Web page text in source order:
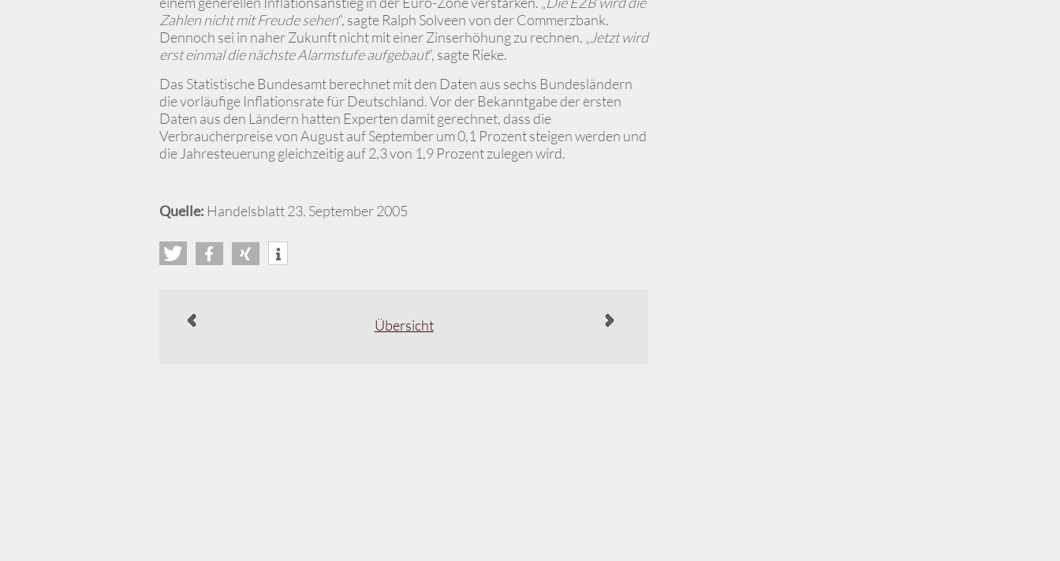
Zahlen nicht mit Freude sehen“, sagte Ralph Solveen von der Commerzbank.
Dennoch sei in naher Zukunft nicht mit einer Zinserhöhung zu rechnen. „ Jetzt wird
erst einmal die nächste Alarmstufe aufgebaut“, sagte Rieke.
Das Statistische Bundesamt berechnet mit den Daten aus sechs Bundesländern
die vorläufige Inflationsrate für Deutschland. Vor der Bekanntgabe der ersten
Daten aus den Ländern hatten Experten damit gerechnet, dass die
Verbraucherpreise von August auf September um 0,1 Prozent steigen werden und
die Jahresteuerung gleichzeitig auf 2,3 von 1,9 Prozent zulegen wird.
Quelle: Handelsblatt 23. September 2005
Übersicht